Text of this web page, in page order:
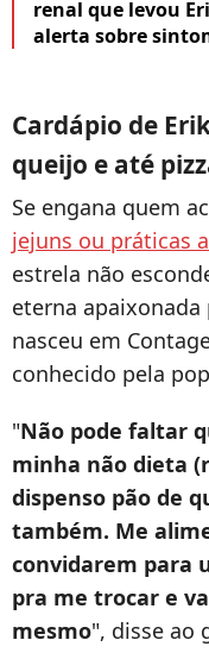
renal que levou
alerta sobre
Cardápio de
queijo e até
Se engana quem
jejuns ou práticas
estrela não
eterna
nasceu em
conhecido pela
"Não pode faltar
minha não dieta
dispenso pão de
também. Me
convidarem para
pra me trocar e
mesmo", disse ao